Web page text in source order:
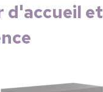
d'accueil et